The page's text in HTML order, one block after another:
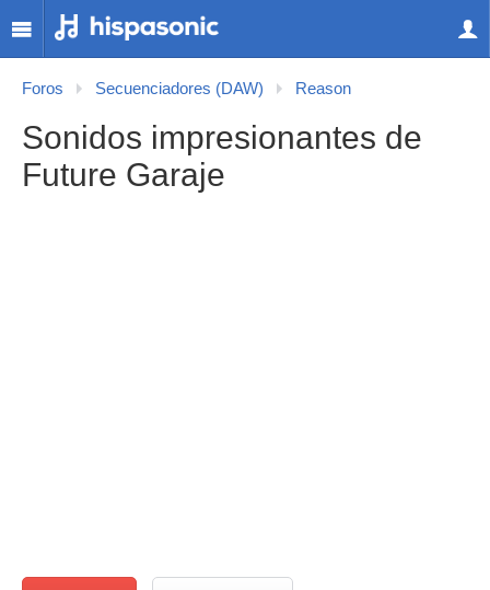
Foros Secuenciadores (DAW) Reason
Sonidos impresionantes de
Future Garaje